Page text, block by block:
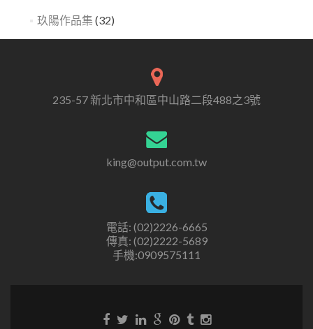
玖陽作品集 (32)
235-57 新北市中和區中山路二段488之3號
king@output.com.tw
電話: (02)2226-6665
傳真: (02)2222-5689
手機:0909575111